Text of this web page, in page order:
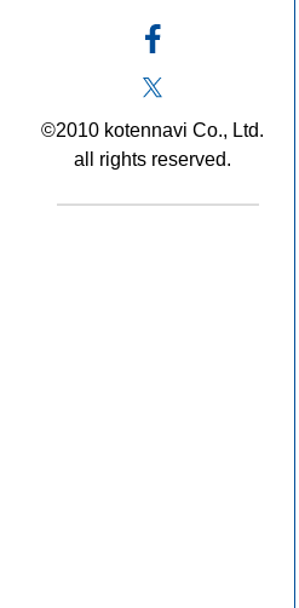
©2010 kotennavi Co., Ltd.
all rights reserved.